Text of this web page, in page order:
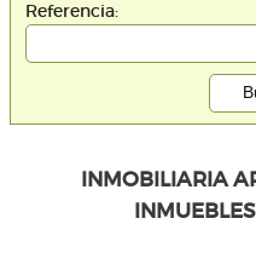
Referencia:
INMOBILIARIA